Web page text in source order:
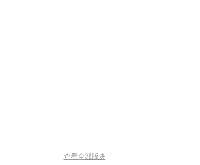
查看全部版块